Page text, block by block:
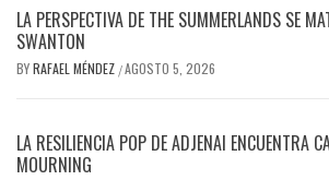
LA PERSPECTIVA DE THE SUMMERLANDS SE
SWANTON
BYRAFAEL MÉNDEZ /AGOSTO 5, 2026
LA RESILIENCIA POP DE ADJENAI ENCUENTRA
MOURNING